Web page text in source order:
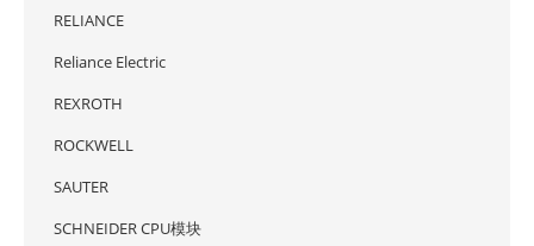
RELIANCE
Reliance Electric
REXROTH
ROCKWELL
SAUTER
SCHNEIDER CPU模块